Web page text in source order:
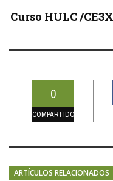
Curso HULC /
0
COMPARTIDOS
ARTÍCULOS RELACIONADOS